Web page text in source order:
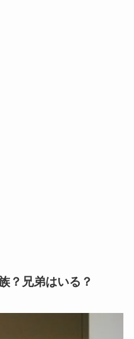
？兄弟はいる？